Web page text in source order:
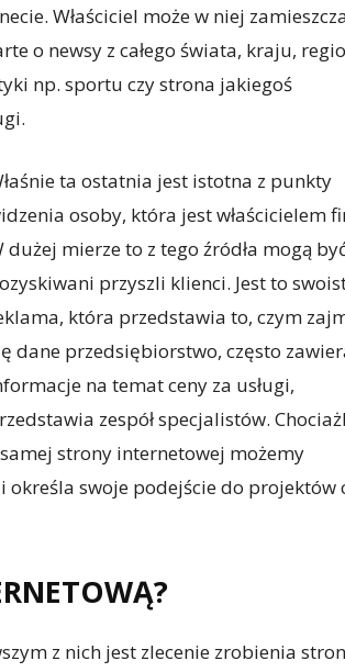
Właściciel może w niej
o newsy z całego świata, kraju,
np. sportu czy strona jakiegoś
ta ostatnia jest istotna z punkty
osoby, która jest właścicielem
dużej mierze to z tego źródła mogą
przyszli klienci. Jest to
która przedstawia to, czym
dane przedsiębiorstwo, często
na temat ceny za usługi,
zespół specjalistów.
strony internetowej możemy
swoje podejście do projektów
z nich jest zlecenie zrobienia